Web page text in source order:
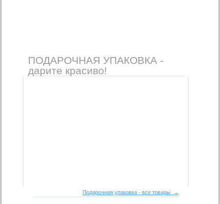
ПОДАРОЧНАЯ УПАКОВКА -
дарите красиво!
Подарочная упаковка - все товары →